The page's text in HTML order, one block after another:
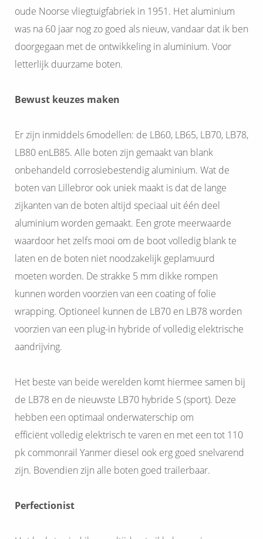
oude Noorse vliegtuigfabriek in 1951. Het aluminium
was na 60 jaar nog zo goed als nieuw, vandaar dat ik ben
doorgegaan met de ontwikkeling in aluminium. Voor
letterlijk duurzame boten.
Bewust keuzes maken
Er zijn inmiddels 6modellen: de LB60, LB65, LB70, LB78,
LB80 enLB85. Alle boten zijn gemaakt van blank
onbehandeld corrosiebestendig aluminium. Wat de
boten van Lillebror ook uniek maakt is dat de lange
zijkanten van de boten altijd speciaal uit één deel
aluminium worden gemaakt. Een grote meerwaarde
waardoor het zelfs mooi om de boot volledig blank te
laten en de boten niet noodzakelijk geplamuurd
moeten worden. De strakke 5 mm dikke rompen
kunnen worden voorzien van een coating of folie
wrapping. Optioneel kunnen de LB70 en LB78 worden
voorzien van een plug-in hybride of volledig elektrische
aandrijving.
Het beste van beide werelden komt hiermee samen bij
de LB78 en de nieuwste LB70 hybride S (sport). Deze
hebben een optimaal onderwaterschip om
efficiënt volledig elektrisch te varen en met een tot 110
pk commonrail Yanmer diesel ook erg goed snelvarend
zijn. Bovendien zijn alle boten goed trailerbaar.
Perfectionist